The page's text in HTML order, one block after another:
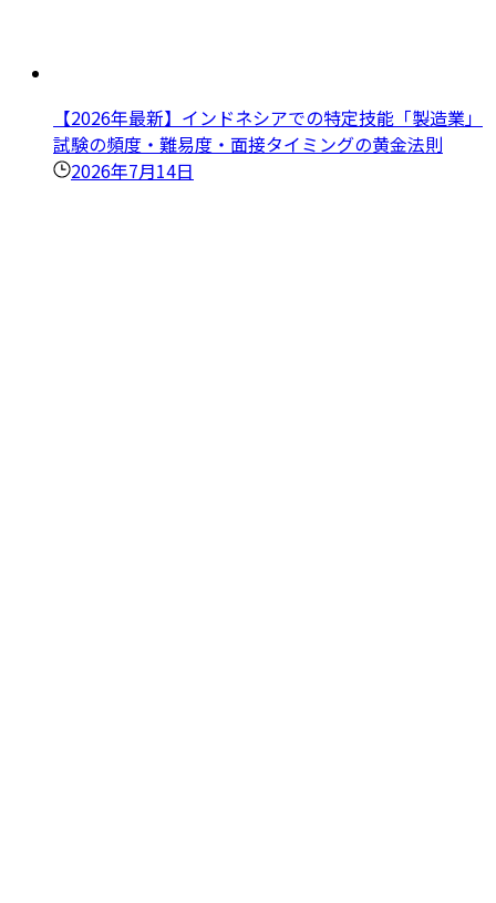
【2026年最新】インドネシアでの特定技能「製造業」
試験の頻度・難易度・面接タイミングの黄金法則
2026年7月14日